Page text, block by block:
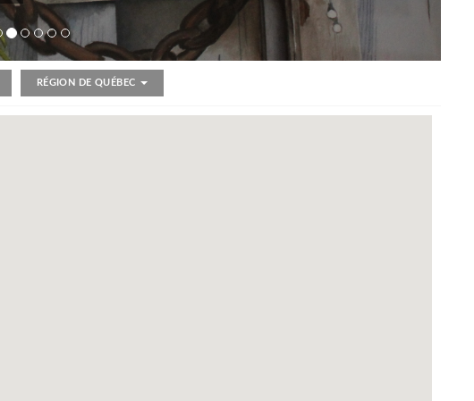
RÉGION DE QUÉBEC